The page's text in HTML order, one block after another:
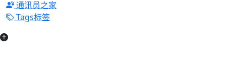
通讯员之家
Tags标签